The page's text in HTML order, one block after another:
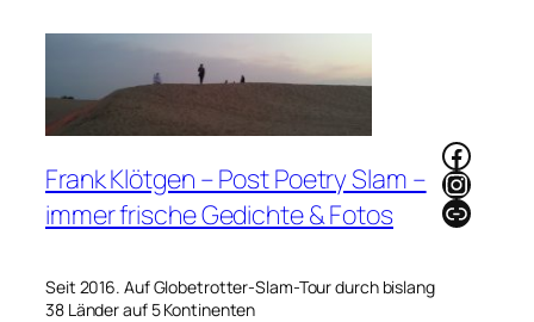
Frank Klötgen – Post Poetry Slam –
immer frische Gedichte & Fotos
Seit 2016. Auf Globetrotter-Slam-Tour durch bislang
38 Länder auf 5 Kontinenten
Link